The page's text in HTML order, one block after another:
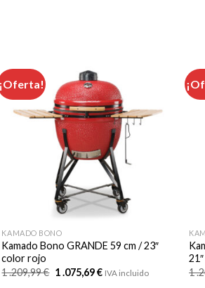
¡Oferta!
KAMADO BONO
Kamado Bono GRANDE 59 cm / 23″
color rojo
1 .209,99€ El
precio
1 .075,69€ElIVA incluido
1